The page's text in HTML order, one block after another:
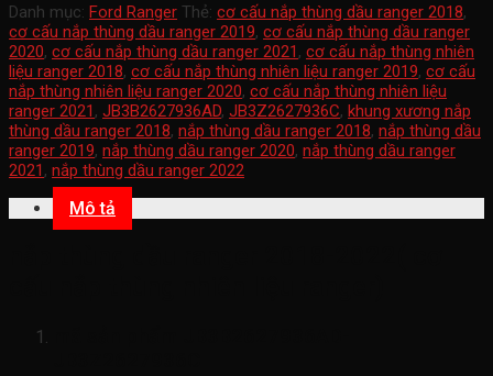
Danh mục: Ford Ranger Thẻ: cơ cấu nắp thùng dầu ranger 2018,
cơ cấu nắp thùng dầu ranger 2019, cơ cấu nắp thùng dầu ranger
2020, cơ cấu nắp thùng dầu ranger 2021 , cơ cấu nắp thùng nhiên
liệu ranger 2018, cơ cấu nắp thùng nhiên liệu ranger 2019, cơ cấu
nắp thùng nhiên liệu ranger 2020, cơ cấu nắp thùng nhiên liệu
ranger 2021 , JB3B2627936AD, JB3Z2627936C, khung xương nắp
thùng dầu ranger 2018, nắp thùng dầu ranger 2018, nắp thùng dầu
ranger 2019, nắp thùng dầu ranger 2020, nắp thùng dầu ranger
2021 , nắp thùng dầu ranger 2022
Mô tả